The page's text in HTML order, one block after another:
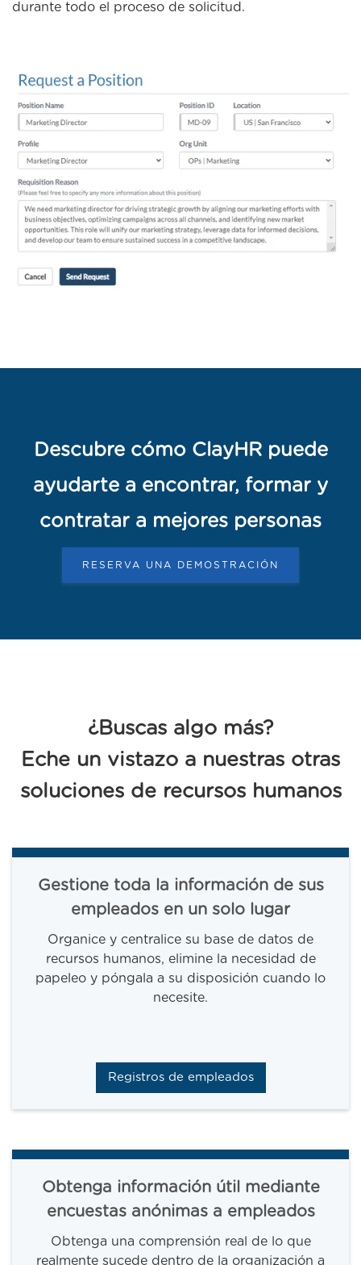
durante todo el proceso de solicitud.
Descubre cómo ClayHR puede
ayudarte a encontrar, formar y
contratar a mejores personas
RESERVA UNA DEMOSTRACIÓN
¿Buscas algo más?
Eche un vistazo a nuestras otras
soluciones de recursos humanos
Gestione toda la información de sus
empleados en un solo lugar
Organice y centralice su base de datos de
recursos humanos, elimine la necesidad de
papeleo y póngala a su disposición cuando lo
necesite.
Registros de empleados
Obtenga información útil mediante
encuestas anónimas a empleados
Obtenga una comprensión real de lo que
realmente sucede dentro de la organización a